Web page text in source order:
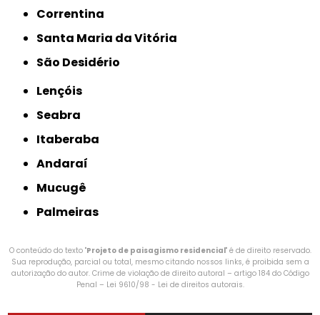
Correntina
Santa Maria da Vitória
São Desidério
Lençóis
Seabra
Itaberaba
Andaraí
Mucugê
Palmeiras
O conteúdo do texto "Projeto de paisagismo residencial" é de direito reservado.
Sua reprodução, parcial ou total, mesmo citando nossos links, é proibida sem a
autorização do autor. Crime de violação de direito autoral – artigo 184 do Código
Penal – Lei 9610/98 - Lei de direitos autorais.